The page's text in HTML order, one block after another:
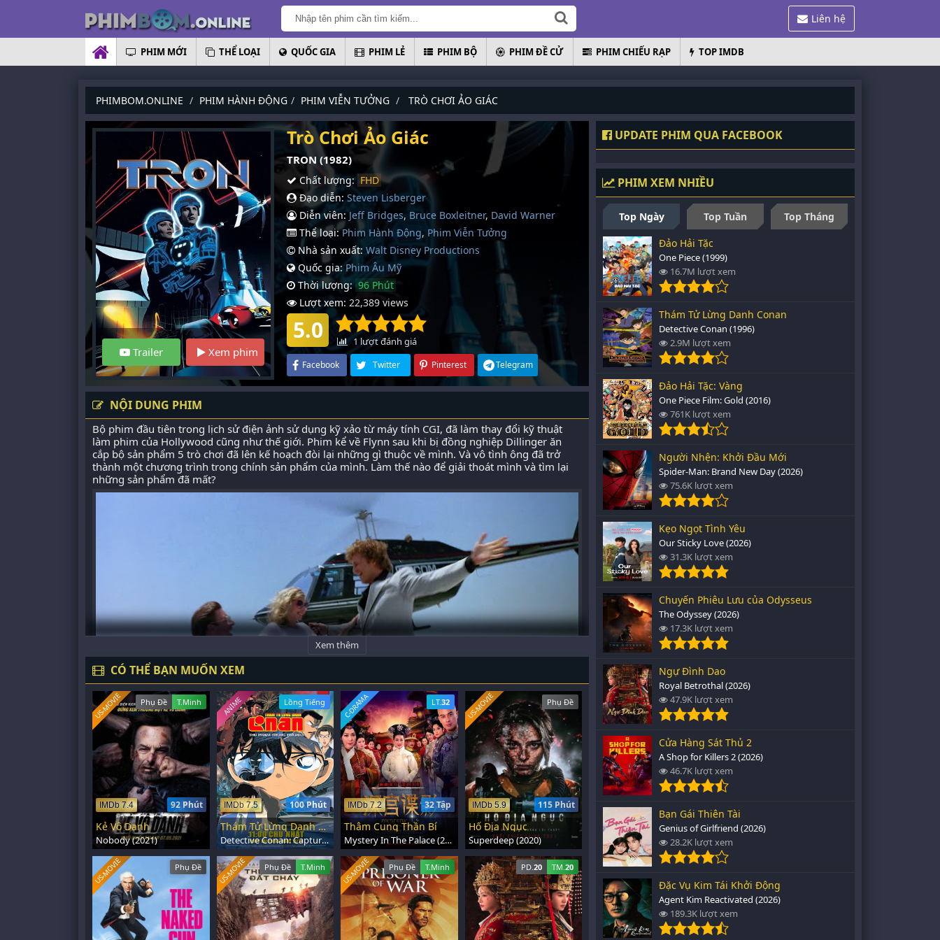
Liên hệ
PHIM MỚI THỂ LOẠI QUỐC GIA PHIM LẺ PHIM BỘ PHIM ĐỀ CỬ PHIM CHIẾU RẠP TOP IMDB
PHIMBOM.ONLINE PHIM HÀNH ĐỘNG PHIM VIỄN TƯỞNG TRÒ CHƠI ẢO GIÁC
Trailer Xem phim
Trò Chơi Ảo Giác
TRON (1982)
Chất lượng: FHD
Đạo diễn: Steven Lisberger
Diễn viên: Jeff Bridges, Bruce Boxleitner, David Warner
Thể loại: Phim Hành Động, Phim Viễn Tưởng
Nhà sản xuất: Walt Disney Productions
Quốc gia: Phim Âu Mỹ
Thời lượng: 96 Phút
Lượt xem: 22,389 views
5.0 1 lượt đánh giá
Facebook Twitter Pinterest Telegram
NỘI DUNG PHIM
Bộ phim đầu tiên trong lịch sử điện ảnh sử dụng kỹ xảo từ máy tính CGI, đã làm thay đổi kỹ thuật
làm phim của Hollywood cũng như thế giới. Phim kể về Flynn sau khi bị đồng nghiệp Dillinger ăn
cắp bộ sản phẩm 5 trò chơi đã lên kế hoạch đòi lại những gì thuộc về mình. Và vô tình ông đã trở
thành một chương trình trong chính sản phẩm của mình. Làm thế nào để giải thoát mình và tìm lại
những sản phẩm đã mất?
Xem thêm
CÓ THỂ BẠN MUỐN XEM
Phụ Đề T.Minh
92 Phút
IMDb 7.4
US-MOVIE
Kẻ Vô Danh
Nobody (2021)
Lồng Tiếng
100 Phút
IMDb 7.5
ANIME
Thám Tử Lừng Danh Conan: Thủ Phạm Trong Đôi Mắt
Detective Conan: Captured In Her Eyes (2000)
LT.32
32 Tập
IMDb 7.2
C-DRAMA
Thâm Cung Thần Bí
Mystery In The Palace (2012)
Phụ Đề
115 Phút
IMDb 5.9
US-MOVIE
Hố Địa Ngục
Superdeep (2020)
Phụ Đề
US-MOVIE Phụ Đề T.Minh
US-MOVIE Phụ Đề T.Minh
US-MOVIE PD. 20 TM. 20
UPDATE PHIM QUA FACEBOOK
PHIM XEM NHIỀU
Top Ngày Top Tuần
Top Tháng
Đảo Hải Tặc
One Piece (1999)
16.7M lượt xem
Thám Tử Lừng Danh Conan
Detective Conan (1996)
2.9M lượt xem
Đảo Hải Tặc: Vàng
One Piece Film: Gold (2016)
761K lượt xem
Người Nhện: Khởi Đầu Mới
Spider-Man: Brand New Day (2026)
75.6K lượt xem
Kẹo Ngọt Tình Yêu
Our Sticky Love (2026)
31.3K lượt xem
Chuyến Phiêu Lưu của Odysseus
The Odyssey (2026)
17.3K lượt xem
Ngự Đình Dao
Royal Betrothal (2026)
47.9K lượt xem
Cửa Hàng Sát Thủ 2
A Shop for Killers 2 (2026)
46.7K lượt xem
Bạn Gái Thiên Tài
Genius of Girlfriend (2026)
28.2K lượt xem
Đặc Vụ Kim Tái Khởi Động
Agent Kim Reactivated (2026)
189.3K lượt xem